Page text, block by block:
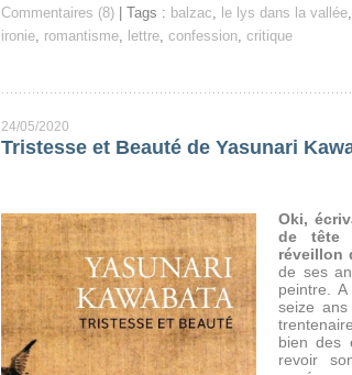
Commentaires (8) | Tags : balzac, le lys dans la vallée,
ironie, romantisme, lettre, confession, critique
24/05/2020
Tristesse et Beauté de Yasunari
Oki,
de tête
réveillon
de ses
peintre.
seize
bien des
revoir